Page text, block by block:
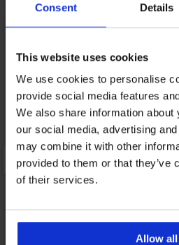
Consent Details
This website uses cookies
We use cookies to personalise
provide social media features
We also share information
our social media, advertising
may combine it with other
provided to them or that they’ve
of their services.
Allow all